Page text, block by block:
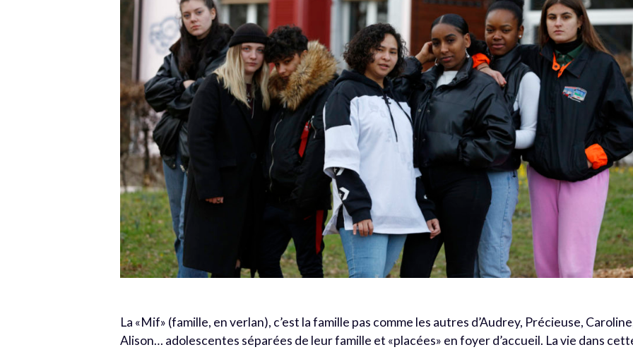
La «Mif» (famille, en verlan), c’est la famille pas comme les autres d’Audrey, Précieuse,
Alison… adolescentes séparées de leur famille et «placées» en foyer d’accueil. La vie dans